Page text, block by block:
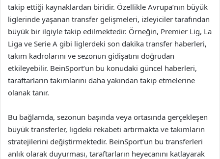
takip ettiği kaynaklardan biridir. Özellikle Avrupa’nın büyük
liglerinde yaşanan transfer gelişmeleri, izleyiciler tarafından
büyük bir ilgiyle takip edilmektedir. Örneğin, Premier Lig, La
Liga ve Serie A gibi liglerdeki son dakika transfer haberleri,
takım kadrolarını ve sezonun gidişatını doğrudan
etkileyebilir. BeinSport’un bu konudaki güncel haberleri,
taraftarların takımlarını daha yakından takip etmelerine
olanak tanır.
Bu bağlamda, sezonun başında veya ortasında gerçekleşen
büyük transferler, ligdeki rekabeti artırmakta ve takımların
stratejilerini değiştirmektedir. BeinSport’un bu transferleri
anlık olarak duyurması, taraftarların heyecanını katlayarak